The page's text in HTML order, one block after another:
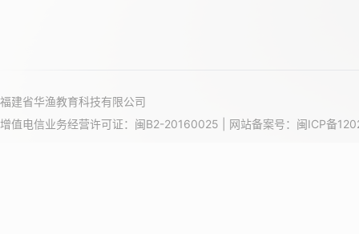
福建省华渔教育科技有限公司
增值电信业务经营许可证：闽B2-20160025 | 网站备案号： 闽ICP备